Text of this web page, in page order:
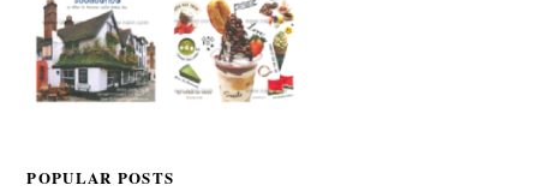
POPULAR POSTS